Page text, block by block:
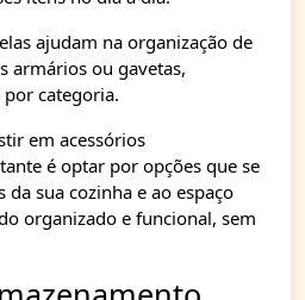
elas ajudam na organização de
armários ou gavetas,
categoria.
em acessórios
é optar por opções que se
da sua cozinha e ao espaço
organizado e funcional, sem